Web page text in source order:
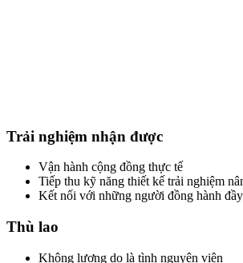
Trải nghiệm nhận được
Vận hành cộng đồng thực tế
Tiếp thu kỹ năng thiết kế trải nghiệm
Kết nối với những người đồng hành
Thù lao
Không lương do là tình nguyện viên